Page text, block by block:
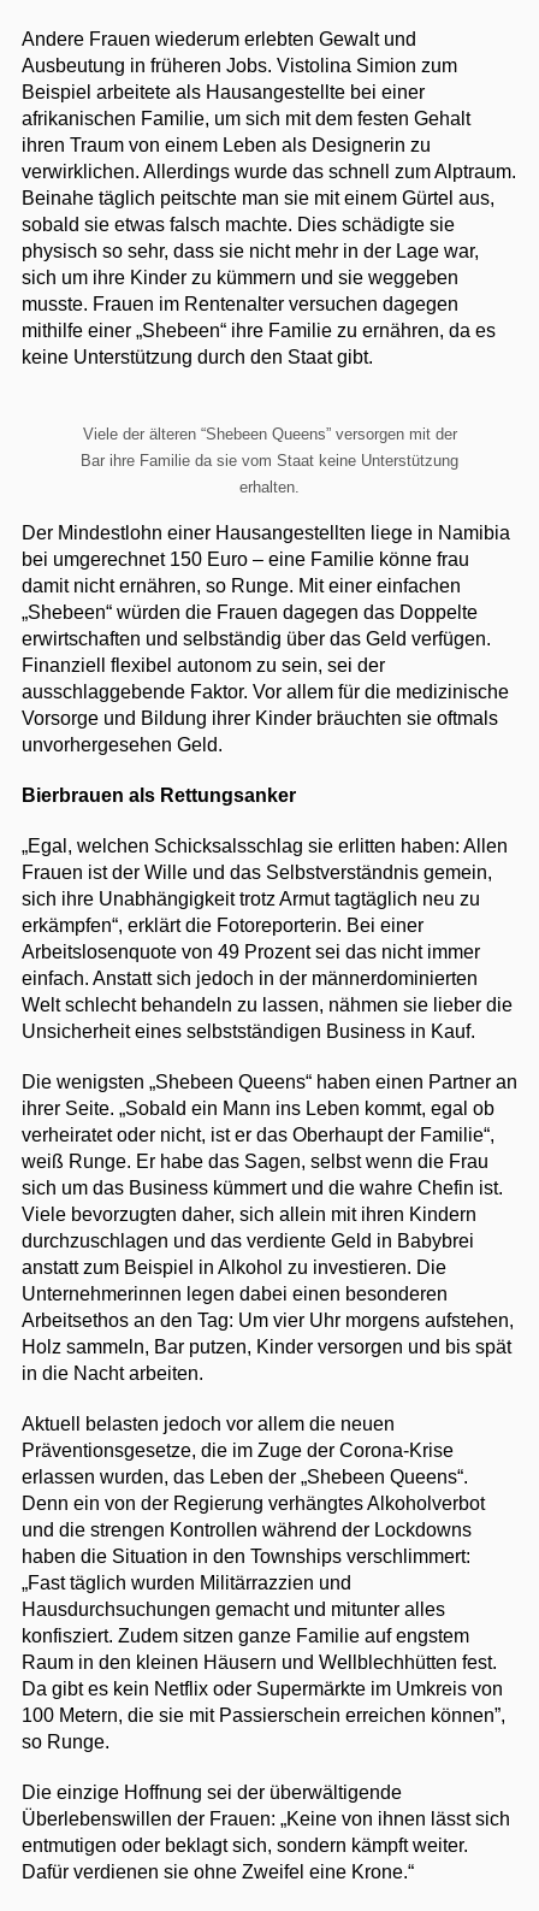
Andere Frauen wiederum erlebten Gewalt und
Ausbeutung in früheren Jobs. Vistolina Simion zum
Beispiel arbeitete als Hausangestellte bei einer
afrikanischen Familie, um sich mit dem festen Gehalt
ihren Traum von einem Leben als Designerin zu
verwirklichen. Allerdings wurde das schnell zum Alptraum.
Beinahe täglich peitschte man sie mit einem Gürtel aus,
sobald sie etwas falsch machte. Dies schädigte sie
physisch so sehr, dass sie nicht mehr in der Lage war,
sich um ihre Kinder zu kümmern und sie weggeben
musste. Frauen im Rentenalter versuchen dagegen
mithilfe einer „Shebeen“ ihre Familie zu ernähren, da es
keine Unterstützung durch den Staat gibt.
Viele der älteren “Shebeen Queens” versorgen mit der
Bar ihre Familie da sie vom Staat keine Unterstützung
erhalten.
Der Mindestlohn einer Hausangestellten liege in Namibia
bei umgerechnet 150 Euro – eine Familie könne frau
damit nicht ernähren, so Runge. Mit einer einfachen
„Shebeen“ würden die Frauen dagegen das Doppelte
erwirtschaften und selbständig über das Geld verfügen.
Finanziell flexibel autonom zu sein, sei der
ausschlaggebende Faktor. Vor allem für die medizinische
Vorsorge und Bildung ihrer Kinder bräuchten sie oftmals
unvorhergesehen Geld.
Bierbrauen als Rettungsanker
„Egal, welchen Schicksalsschlag sie erlitten haben: Allen
Frauen ist der Wille und das Selbstverständnis gemein,
sich ihre Unabhängigkeit trotz Armut tagtäglich neu zu
erkämpfen“, erklärt die Fotoreporterin. Bei einer
Arbeitslosenquote von 49 Prozent sei das nicht immer
einfach. Anstatt sich jedoch in der männerdominierten
Welt schlecht behandeln zu lassen, nähmen sie lieber die
Unsicherheit eines selbstständigen Business in Kauf.
Die wenigsten „Shebeen Queens“ haben einen Partner an
ihrer Seite. „Sobald ein Mann ins Leben kommt, egal ob
verheiratet oder nicht, ist er das Oberhaupt der Familie“,
weiß Runge. Er habe das Sagen, selbst wenn die Frau
sich um das Business kümmert und die wahre Chefin ist.
Viele bevorzugten daher, sich allein mit ihren Kindern
durchzuschlagen und das verdiente Geld in Babybrei
anstatt zum Beispiel in Alkohol zu investieren. Die
Unternehmerinnen legen dabei einen besonderen
Arbeitsethos an den Tag: Um vier Uhr morgens aufstehen,
Holz sammeln, Bar putzen, Kinder versorgen und bis spät
in die Nacht arbeiten.
Aktuell belasten jedoch vor allem die neuen
Präventionsgesetze, die im Zuge der Corona-Krise
erlassen wurden, das Leben der „Shebeen Queens“.
Denn ein von der Regierung verhängtes Alkoholverbot
und die strengen Kontrollen während der Lockdowns
haben die Situation in den Townships verschlimmert:
„Fast täglich wurden Militärrazzien und
Hausdurchsuchungen gemacht und mitunter alles
konfisziert. Zudem sitzen ganze Familie auf engstem
Raum in den kleinen Häusern und Wellblechhütten fest.
Da gibt es kein Netflix oder Supermärkte im Umkreis von
100 Metern, die sie mit Passierschein erreichen können”,
so Runge.
Die einzige Hoffnung sei der überwältigende
Überlebenswillen der Frauen: „Keine von ihnen lässt sich
entmutigen oder beklagt sich, sondern kämpft weiter.
Dafür verdienen sie ohne Zweifel eine Krone.“